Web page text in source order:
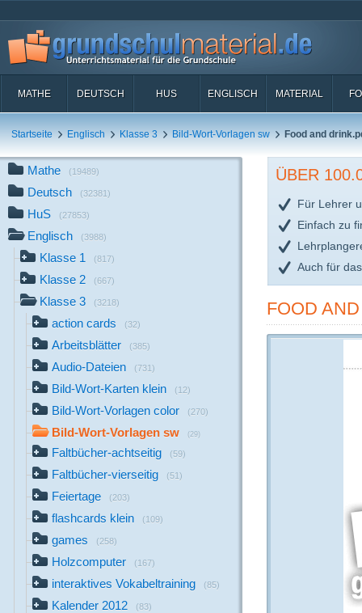
MATHE DEUTSCH HUS ENGLISCH MATERIAL
Startseite Englisch Klasse 3 Bild-Wort-Vorlagen sw Food and
Mathe (19489)
Deutsch (32381)
HuS (27853)
Englisch (3988)
Klasse 1 (817)
Klasse 2 (667)
Klasse 3 (3218)
action cards (32)
Arbeitsblätter (385)
Audio-Dateien (731)
Bild-Wort-Karten klein (12)
Bild-Wort-Vorlagen color (270)
Bild-Wort-Vorlagen sw (29)
Faltbücher-achtseitig (59)
Faltbücher-vierseitig (51)
Feiertage (203)
flashcards klein (109)
games (258)
Holzcomputer (167)
interaktives Vokabeltraining (85)
Kalender 2012 (83)
ÜBER
Für Lehrer
Einfach zu
Auch für
FOOD